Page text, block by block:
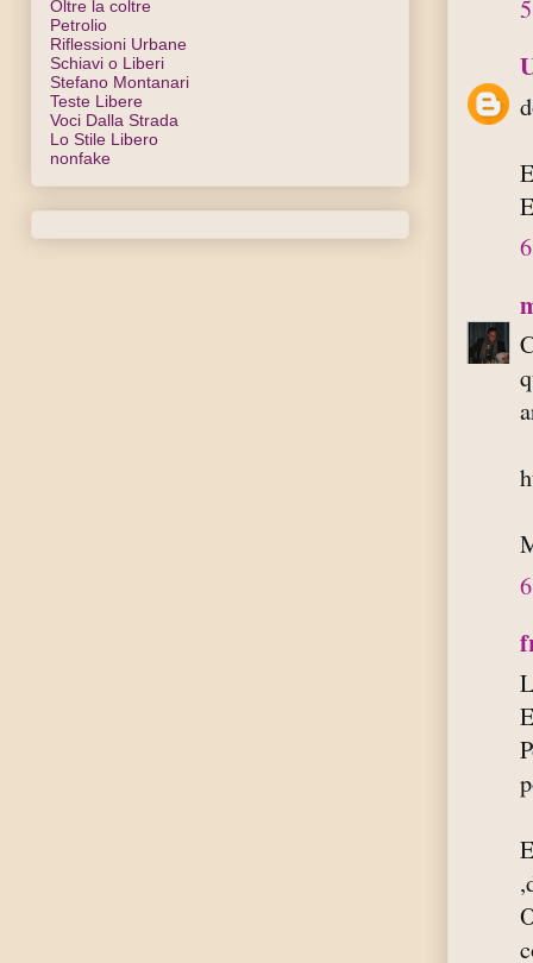
Oltre la coltre
Petrolio
Riflessioni Urbane
Schiavi o Liberi
Stefano Montanari
Teste Libere
Voci Dalla Strada
Lo Stile Libero
nonfake